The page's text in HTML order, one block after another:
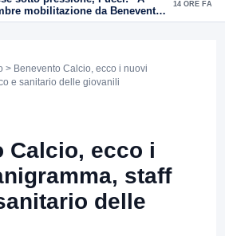
mobilitazione da Benevento
14 ORE FA
> Benevento Calcio, ecco i nuovi
e sanitario delle giovanili
Calcio, ecco i
staff
delle